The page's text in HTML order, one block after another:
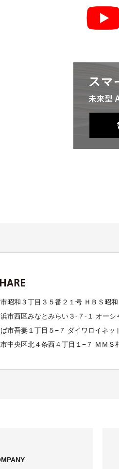
昭和３丁目３５番２１号 ＨＢＳ昭
市西区みなとみらい３-７-１ オーシ
市吾妻１丁目５−７ ダイワロイネッ
中央区北４条西４丁目１−７ ＭＭＳ